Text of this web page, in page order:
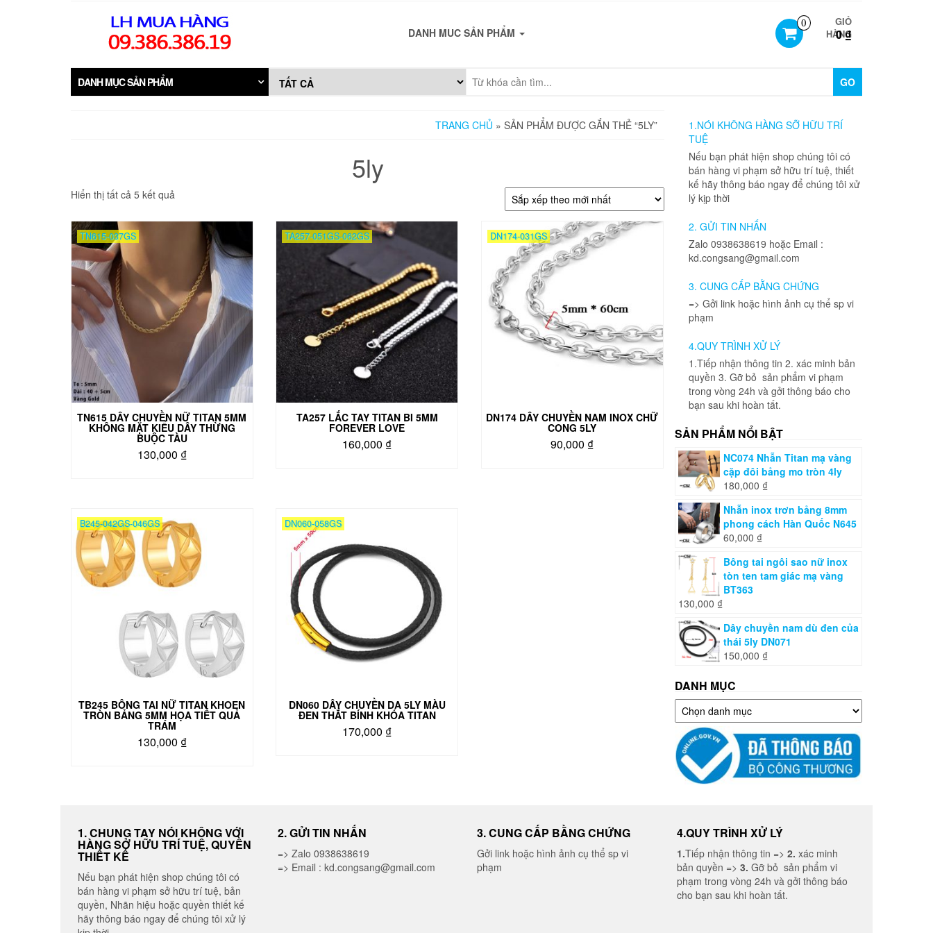
0
GIỎ
HÀNG
0 ₫
DANH MUC SẢN PHẨM
DANH MỤC SẢN PHẨM GO
TRANG CHỦ » SẢN PHẨM ĐƯỢC GẮN THẺ “5LY”
5ly
Hiển thị tất cả 5 kết quả
xếp
TN615-037GS
TN615 DÂY CHUYỀN NỮ TITAN 5MM
KHÔNG MẶT KIỂU DÂY THỪNG
BUỘC TÀU
130,000 ₫
TA257-051GS-062GS
TA257 LẮC TAY TITAN BI 5MM
FOREVER LOVE
160,000 ₫
thể.
Các
chọn
trên
phẩm
DN174-031GS
DN174 DÂY CHUYỀN NAM INOX CHỮ
CONG 5LY
90,000 ₫
B245-042GS-046GS
TB245 BÔNG TAI NỮ TITAN KHOEN
TRÒN BẢNG 5MM HỌA TIẾT QUẢ
TRÁM
130,000 ₫
biến
thể.
tùy
chọn
có
thể
được
DN060-058GS
DN060 DÂY CHUYỀN DA 5LY MÀU
ĐEN THẮT BÍNH KHÓA TITAN
170,000 ₫
1.NÓI KHÔNG HÀNG SỠ HỮU TRÍ
TUỆ
Nếu bạn phát hiện shop chúng tôi có
bán hàng vi phạm sở hữu trí tuệ, thiết
kế hãy thông báo ngay để chúng tôi xử
lý kịp thời
2. GỬI TIN NHẮN
Zalo 0938638619 hoặc Email :
kd.congsang@gmail.com
3. CUNG CẤP BẰNG CHỨNG
=> Gởi link hoặc hình ảnh cụ thể sp vi
phạm
4.QUY TRÌNH XỬ LÝ
1.Tiếp nhận thông tin 2. xác minh bản
quyền 3. Gỡ bỏ sản phẩm vi phạm
trong vòng 24h và gởi thông báo cho
bạn sau khi hoàn tất.
SẢN PHẨM NỔI BẬT
NC074 Nhẫn Titan mạ vàng
cặp đôi bảng mo tròn 4ly
180,000 ₫
Nhẫn inox trơn bảng 8mm
phong cách Hàn Quốc N645
60,000 ₫
Bông tai ngôi sao nữ inox
tòn ten tam giác mạ vàng
BT363
130,000 ₫
Dây chuyền nam dù đen của
thái 5ly DN071
150,000 ₫
DANH MỤC
Danh
mục
1. CHUNG TAY NÓI KHÔNG VỚI
HÀNG SỞ HỮU TRÍ TUỆ, QUYỀN
THIẾT KẾ
Nếu bạn phát hiện shop chúng tôi có
bán hàng vi phạm sở hữu trí tuệ, bản
quyền, Nhãn hiệu hoặc quyền thiết kế
hãy thông báo ngay để chúng tôi xử lý
2. GỬI TIN NHẮN
=> Zalo 0938638619
=> Email : kd.congsang@gmail.com
3. CUNG CẤP BẰNG CHỨNG
Gởi link hoặc hình ảnh cụ thể sp vi
phạm
4.QUY TRÌNH XỬ LÝ
1.Tiếp nhận thông tin => 2. xác minh
bản quyền => 3. Gỡ bỏ sản phẩm vi
phạm trong vòng 24h và gởi thông báo
cho bạn sau khi hoàn tất.